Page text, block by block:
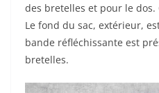
des bretelles et pour le
Le fond du sac, extérieur,
bande réfléchissante est
bretelles.